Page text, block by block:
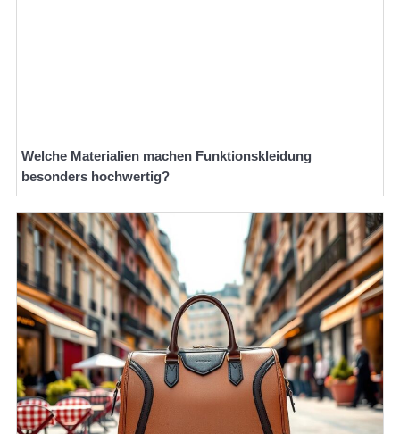
Welche Materialien machen Funktionskleidung
besonders hochwertig?